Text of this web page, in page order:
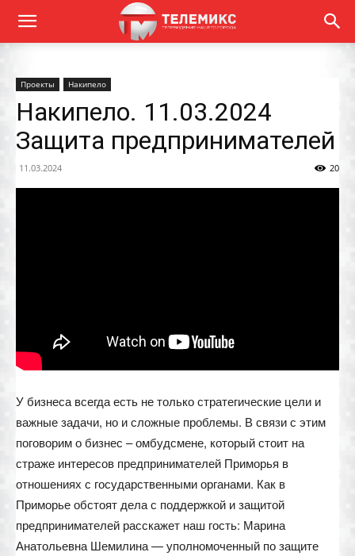
Проекты Накипело
Накипело. 11.03.2024
Защита предпринимателей
11.03.2024 20
У бизнеса всегда есть не только стратегические цели и
важные задачи, но и сложные проблемы. В связи с этим
поговорим о бизнес – омбудсмене, который стоит на
страже интересов предпринимателей Приморья в
отношениях с государственными органами. Как в
Приморье обстоят дела с поддержкой и защитой
предпринимателей расскажет наш гость: Марина
Анатольевна Шемилина — уполномоченный по защите